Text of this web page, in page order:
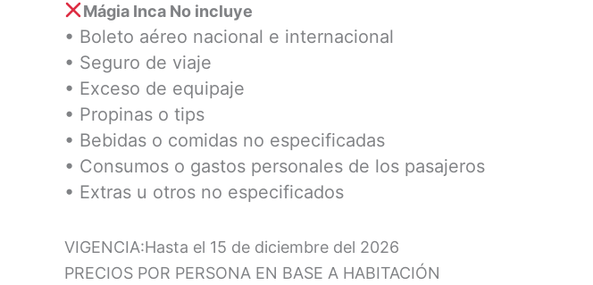
Mágia Inca No incluye
• Boleto aéreo nacional e internacional
• Seguro de viaje
• Exceso de equipaje
• Propinas o tips
• Bebidas o comidas no especificadas
• Consumos o gastos personales de los pasajeros
• Extras u otros no especificados
VIGENCIA:Hasta el 15 de diciembre del 2026
PRECIOS POR PERSONA EN BASE A HABITACIÓN